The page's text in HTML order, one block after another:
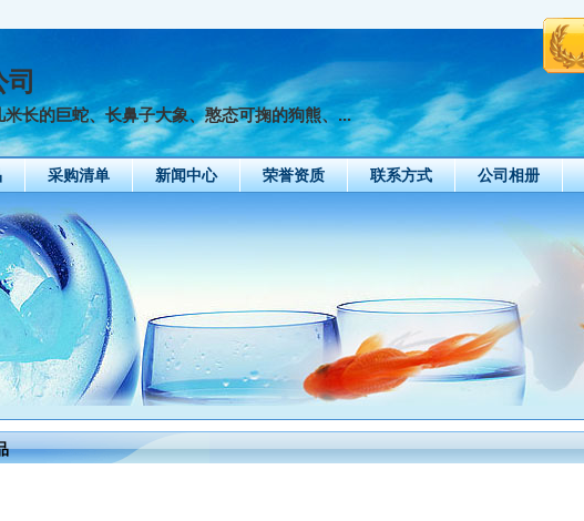
长的巨蛇、长鼻子大象、憨态可掬的狗熊、...
采购清单 新闻中心 荣誉资质 联系方式 公司相册